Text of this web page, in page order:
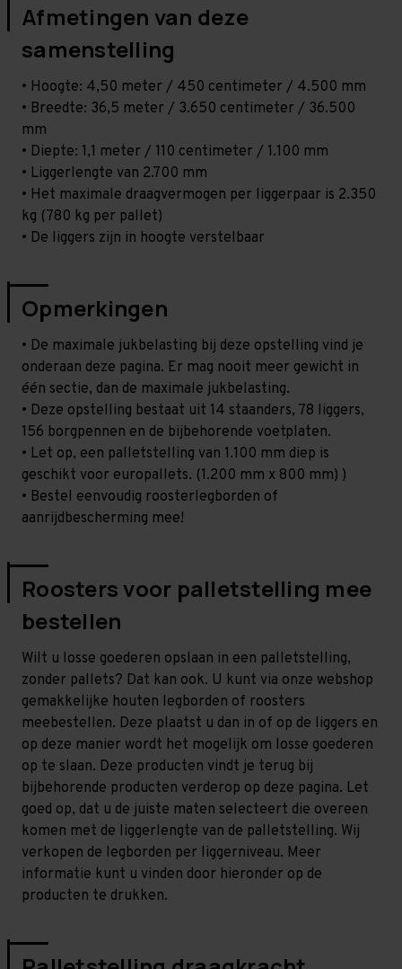
Afmetingen van deze
samenstelling
• Hoogte: 4,50 meter / 450 centimeter / 4.500 mm
• Breedte: 36,5 meter / 3.650 centimeter / 36.500
mm
• Diepte: 1,1 meter / 110 centimeter / 1.100 mm
• Liggerlengte van 2.700 mm
• Het maximale draagvermogen per liggerpaar is 2.350
kg (780 kg per pallet)
• De liggers zijn in hoogte verstelbaar
Opmerkingen
• De maximale jukbelasting bij deze opstelling vind je
onderaan deze pagina. Er mag nooit meer gewicht in
één sectie, dan de maximale jukbelasting.
• Deze opstelling bestaat uit 14 staanders, 78 liggers,
156 borgpennen en de bijbehorende voetplaten.
• Let op, een palletstelling van 1.100 mm diep is
geschikt voor europallets. (1.200 mm x 800 mm) )
• Bestel eenvoudig roosterlegborden of
aanrijdbescherming mee!
Roosters voor palletstelling mee
bestellen
Wilt u losse goederen opslaan in een palletstelling,
zonder pallets? Dat kan ook. U kunt via onze webshop
gemakkelijke houten legborden of roosters
meebestellen. Deze plaatst u dan in of op de liggers en
op deze manier wordt het mogelijk om losse goederen
op te slaan. Deze producten vindt je terug bij
bijbehorende producten verderop op deze pagina. Let
goed op, dat u de juiste maten selecteert die overeen
komen met de liggerlengte van de palletstelling. Wij
verkopen de legborden per liggerniveau. Meer
informatie kunt u vinden door hieronder op de
producten te drukken.